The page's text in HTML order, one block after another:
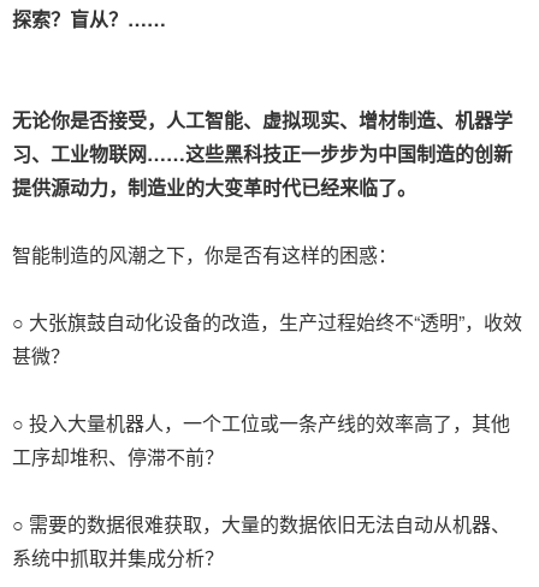
探索？盲从？……
无论你是否接受，人工智能、虚拟现实、增材制造、机器学
习、工业物联网……这些黑科技正一步步为中国制造的创新
提供源动力，制造业的大变革时代已经来临了。
智能制造的风潮之下，你是否有这样的困惑：
○ 大张旗鼓自动化设备的改造，生产过程始终不“透明”，收效
甚微？
○ 投入大量机器人，一个工位或一条产线的效率高了，其他
工序却堆积、停滞不前？
○ 需要的数据很难获取，大量的数据依旧无法自动从机器、
系统中抓取并集成分析？